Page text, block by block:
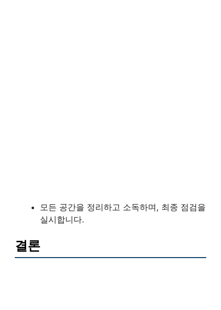
모든 공간을 정리하고 소독하며, 최종 점검을
실시합니다.
결론